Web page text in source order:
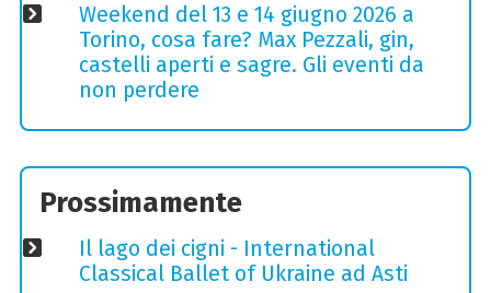
Weekend del 13 e 14 giugno 2026 a
Torino, cosa fare? Max Pezzali, gin,
castelli aperti e sagre. Gli eventi da
non perdere
Prossimamente
Il lago dei cigni - International
Classical Ballet of Ukraine ad Asti